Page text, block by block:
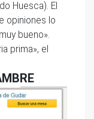
Huesca). El
opiniones lo
bueno».
prima», el